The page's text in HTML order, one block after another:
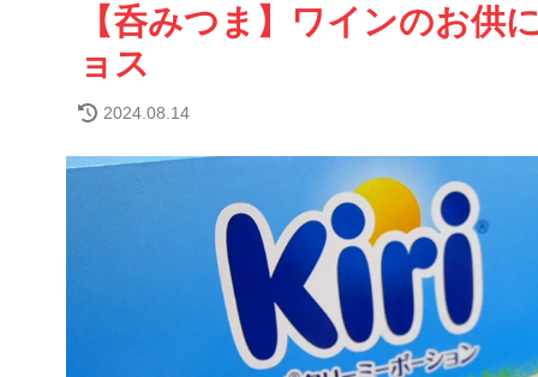
【呑みつま】ワインのお供
ョス
2024.08.14